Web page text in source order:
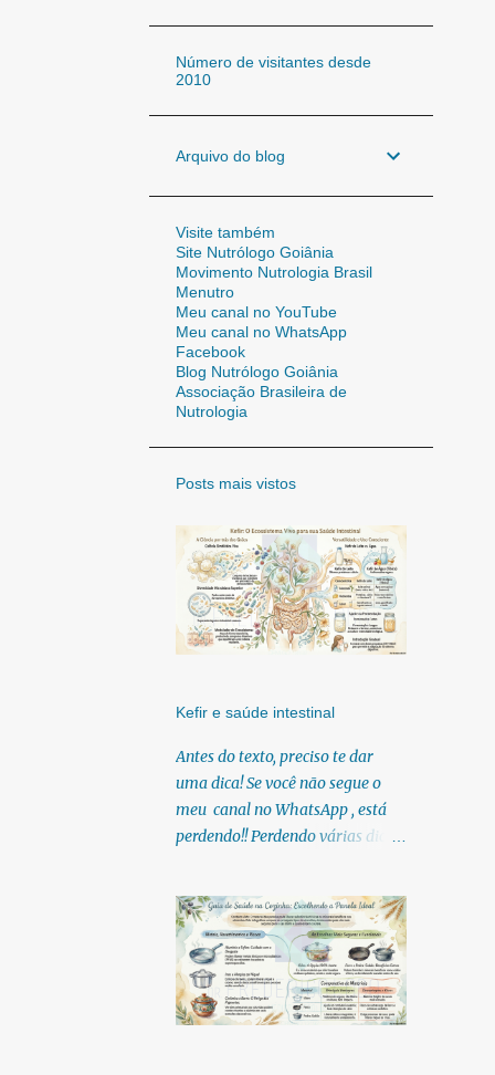
Número de visitantes desde
2010
Arquivo do blog
Visite também
Site Nutrólogo Goiânia
Movimento Nutrologia Brasil
Menutro
Meu canal no YouTube
Meu canal no WhatsApp
Facebook
Blog Nutrólogo Goiânia
Associação Brasileira de
Nutrologia
Posts mais vistos
Kefir e saúde intestinal
Antes do texto, preciso te dar
uma dica! Se você não segue o
meu canal no WhatsApp , está
perdendo!! Perdendo várias dicas,
infográficos, o link para
download dos meus e-books.
Para acessar clique no link:
https://whatsapp.com/channel/0
029Vb6U4AqKgsNzkBhubA40